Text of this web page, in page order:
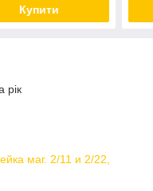
Купити
рік
маг. 2/11 и 2/22,